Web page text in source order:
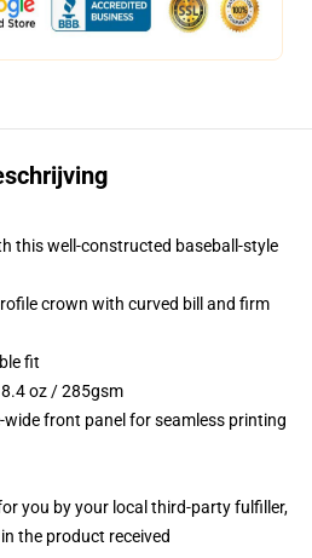
this well-constructed baseball-style
crown with curved bill and firm
fit
oz / 285gsm
front panel for seamless printing
you by your local third-party fulfiller,
the product received